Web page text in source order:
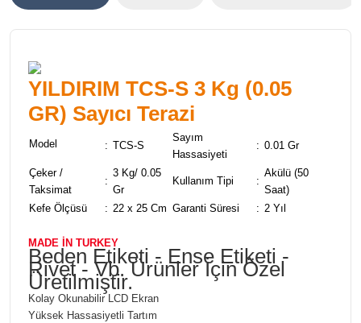
YILDIRIM TCS-S 3 Kg (0.05
GR) Sayıcı Terazi
Model : TCS-S
Sayım
Hassasiyeti
: 0.01 Gr
Çeker /
Taksimat
:
3 Kg/ 0.05
Gr
Kullanım Tipi :
Akülü (50
Saat)
Kefe Ölçüsü
: 22 x 25 Cm Garanti Süresi : 2 Yıl
MADE İN TURKEY
Beden Etiketi - Ense Etiketi -
Rivet - Vb. Ürünler İçin Özel
Üretilmiştir.
Kolay Okunabilir LCD Ekran
Yüksek Hassasiyetli Tartım